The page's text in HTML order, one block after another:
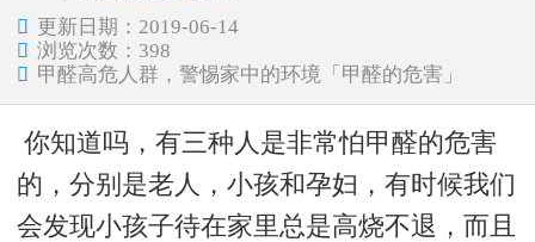
 更新日期：2019-06-14
 浏览次数： 398
 甲醛高危人群，警惕家中的环境「甲醛的危害」
你知道吗，有三种人是非常怕甲醛的危害
的，分别是老人，小孩和孕妇，有时候我们
会发现小孩子待在家里总是高烧不退，而且